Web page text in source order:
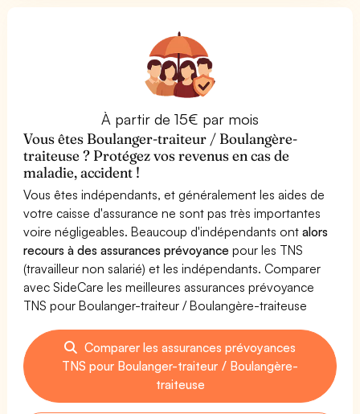
À partir de 15€ par mois
Vous êtes Boulanger-traiteur / Boulangère-
traiteuse ? Protégez vos revenus en cas de
maladie, accident !
Vous êtes indépendants, et généralement les aides de
votre caisse d'assurance ne sont pas très importantes
voire négligeables. Beaucoup d'indépendants ontalors
recours à des assurances prévoyance pour les TNS
(travailleur non salarié) et les indépendants. Comparer
avec SideCare les meilleures assurances prévoyance
TNS pour Boulanger-traiteur / Boulangère-traiteuse
Comparer les assurances prévoyances
TNS pour Boulanger-traiteur / Boulangère-
traiteuse